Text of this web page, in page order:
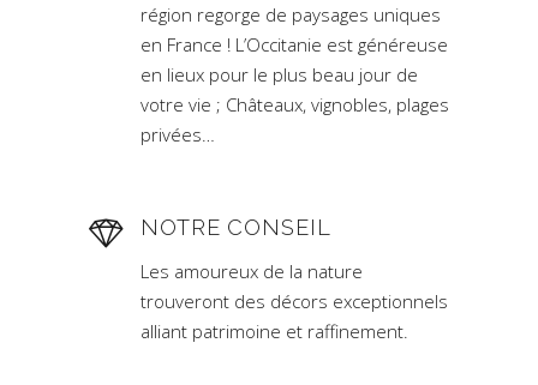
région regorge de paysages uniques
en France ! L’Occitanie est généreuse
en lieux pour le plus beau jour de
votre vie ; Châteaux, vignobles, plages
privées…
NOTRE CONSEIL
Les amoureux de la nature
trouveront des décors exceptionnels
alliant patrimoine et raffinement.